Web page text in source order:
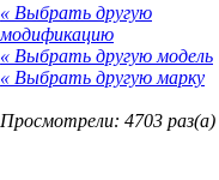
« Выбрать другую
модификацию
« Выбрать другую модель
« Выбрать другую марку
Просмотрели: 4703 раз(а)